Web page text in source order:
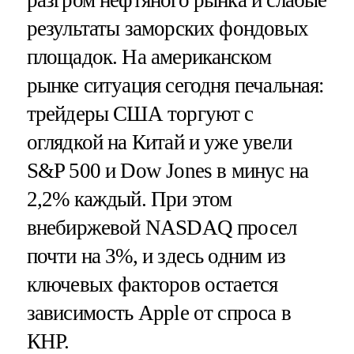
результаты заморских фондовых
площадок. На американском
рынке ситуация сегодня печальная:
трейдеры США торгуют с
оглядкой на Китай и уже увели
S&P 500 и Dow Jones в минус на
2,2% каждый. При этом
внебиржевой NASDAQ просел
почти на 3%, и здесь одним из
ключевых факторов остается
зависимость Apple от спроса в
КНР.